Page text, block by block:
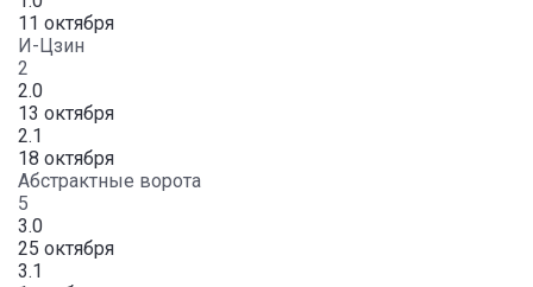
11 октября
И-Цзин
2
2.0
13 октября
2.1
18 октября
Абстрактные ворота
5
3.0
25 октября
3.1